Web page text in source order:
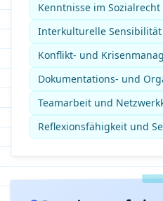
Kenntnisse im Sozialrecht
Interkulturelle Sensibilität
Konflikt- und
Dokumentations- und
Teamarbeit und
Reflexionsfähigkeit und